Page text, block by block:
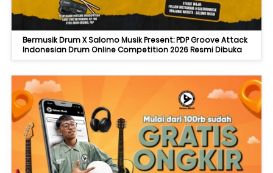
Bermusik Drum X Salomo Musik Present: PDP Groove Attack
Indonesian Drum Online Competition 2026 Resmi Dibuka